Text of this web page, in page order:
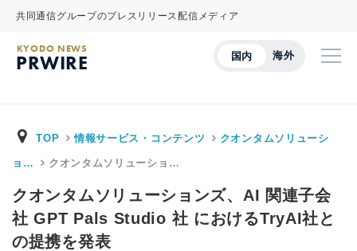
共同通信グループのプレスリリース配信メディア
国内 海外
KYODO NEWS
PRWIRE
TOP 情報サービス・コンテンツ クオンタムソリューシ
ョ… クオンタムソリューショ…
クオンタムソリューションズ、AI 関連子会
社 GPT Pals Studio 社 におけるTryAI社と
の提携を発表